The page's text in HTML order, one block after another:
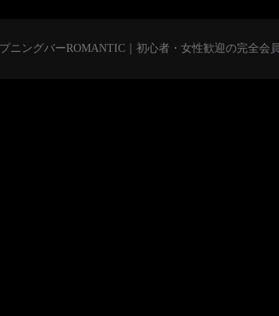
ニングバーROMANTIC｜初心者・女性歓迎の完全会